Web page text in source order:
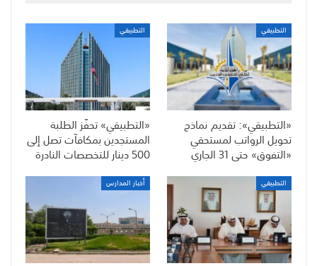
التطبيقي
«التطبيقي»: تقديم نماذج
تحويل الرواتب لمستحقي
«التفوق» حتى 31 الجاري
التطبيقي
«التطبيقي» تحفّز الطلبة
المستجدين بمكافآت تصل إلى
500 دينار للتخصصات النادرة
التطبيقي أخبار المدارس